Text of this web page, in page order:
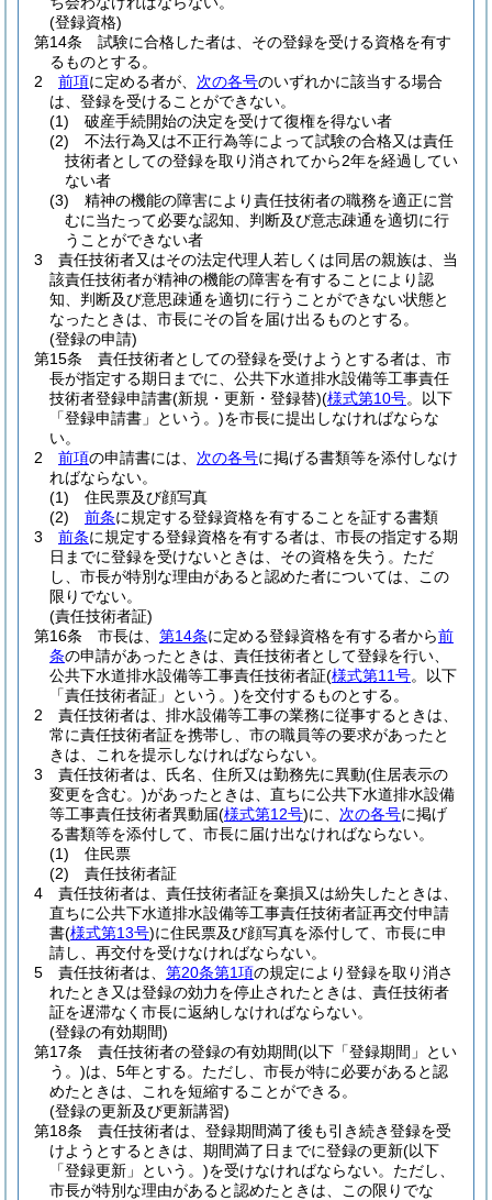
(登録資格)
第14条
試験に合格した者は、その登録を受ける資格を有す
るものとする。
2
前項に定める者が、 次の各号のいずれかに該当する場合
は、登録を受けることができない。
(1)
破産手続開始の決定を受けて復権を得ない者
(2)
不法行為又は不正行為等によって試験の合格又は責任
技術者としての登録を取り消されてから2年を経過してい
ない者
(3)
精神の機能の障害により責任技術者の職務を適正に営
むに当たって必要な認知、判断及び意志疎通を適切に行
うことができない者
3
責任技術者又はその法定代理人若しくは同居の親族は、当
該責任技術者が精神の機能の障害を有することにより認
知、判断及び意思疎通を適切に行うことができない状態と
なったときは、市長にその旨を届け出るものとする。
(登録の申請)
第15条
責任技術者としての登録を受けようとする者は、市
長が指定する期日までに、公共下水道排水設備等工事責任
技術者登録申請書(新規・更新・登録替)(様式第10号。以下
「登録申請書」という。)を市長に提出しなければならな
い。
2
前項の申請書には、 次の各号に掲げる書類等を添付しなけ
ればならない。
(1)
住民票及び顔写真
(2)
前条に規定する登録資格を有することを証する書類
3
前条に規定する登録資格を有する者は、市長の指定する期
日までに登録を受けないときは、その資格を失う。 ただ
し、市長が特別な理由があると認めた者については、この
限りでない。
(責任技術者証)
第16条
市長は、 第14条に定める登録資格を有する者から前
条の申請があったときは、責任技術者として登録を行い、
公共下水道排水設備等工事責任技術者証(様式第11号。以下
「責任技術者証」という。)を交付するものとする。
2
責任技術者は、排水設備等工事の業務に従事するときは、
常に責任技術者証を携帯し、市の職員等の要求があったと
きは、これを提示しなければならない。
3
責任技術者は、氏名、住所又は勤務先に異動(住居表示の
変更を含む。)があったときは、直ちに公共下水道排水設備
等工事責任技術者異動届(様式第12号)に、 次の各号に掲げ
る書類等を添付して、市長に届け出なければならない。
(1)
住民票
(2)
責任技術者証
4
責任技術者は、責任技術者証を棄損又は紛失したときは、
直ちに公共下水道排水設備等工事責任技術者証再交付申請
書(様式第13号)に住民票及び顔写真を添付して、市長に申
請し、再交付を受けなければならない。
5
責任技術者は、 第20条第1項の規定により登録を取り消さ
れたとき又は登録の効力を停止されたときは、責任技術者
証を遅滞なく市長に返納しなければならない。
(登録の有効期間)
第17条
責任技術者の登録の有効期間(以下「登録期間」とい
う。)は、5年とする。 ただし、市長が特に必要があると認
めたときは、これを短縮することができる。
(登録の更新及び更新講習)
第18条
責任技術者は、登録期間満了後も引き続き登録を受
けようとするときは、期間満了日までに登録の更新(以下
「登録更新」という。)を受けなければならない。 ただし、
市長が特別な理由があると認めたときは、この限りでな